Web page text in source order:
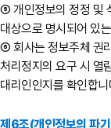
⑤ 개인정보의 정정 및
대상으로 명시되어 있
⑥ 회사는 정보주체 권
처리정지의 요구 시 열
대리인인지를 확인합니
제6조(개인정보의 파